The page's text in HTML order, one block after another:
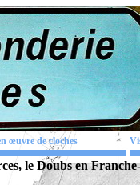
œuvre de cloches
le Doubs en